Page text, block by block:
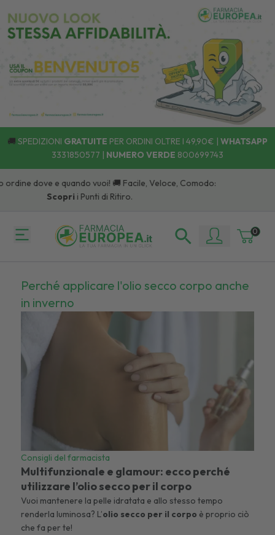
🚚 SPEDIZIONI GRATUITE PER ORDINI OLTRE I 49,90€ | WHATSAPP
3331850577 | NUMERO VERDE 800699743
dove e quando vuoi! 🚚 Facile, Veloce, Comodo:
Scoprii Punti di Ritiro.
0
Perché applicare l'olio secco corpo anche
in inverno
Consigli del farmacista
Multifunzionale e glamour: ecco perché
utilizzare l’olio secco per il corpo
Vuoi mantenere la pelle idratata e allo stesso tempo
renderla luminosa? L’olio secco per il corpo è proprio ciò
che fa per te!